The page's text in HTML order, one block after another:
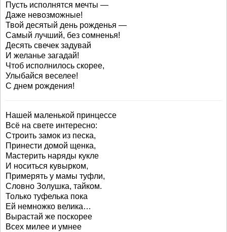
Пусть исполнятся мечты —
Даже невозможные!
Твой десятый день рожденья —
Самый лучший, без сомненья!
Десять свечек задувай
И желанье загадай!
Чтоб исполнилось скорее,
Улыбайся веселее!
С днем рождения!
Нашей маленькой принцессе
Всё на свете интересно:
Строить замок из песка,
Принести домой щенка,
Мастерить наряды кукле
И носиться кувырком,
Примерять у мамы туфли,
Словно Золушка, тайком.
Только туфелька пока
Ей немножко велика…
Вырастай же поскорее
Всех милее и умнее